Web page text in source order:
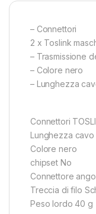
– Connettori
2 x Toslink
– Trasmissione
– Colore nero
– Lunghezza
Connettori
Lunghezza cavo
Colore nero
chipset No
Connettore
Treccia di filo
Peso lordo 40 g